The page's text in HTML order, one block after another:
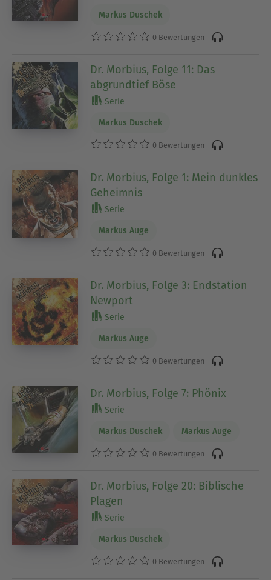
Markus Duschek
0 Bewertungen
Dr. Morbius, Folge 11: Das
abgrundtief Böse
Serie
Markus Duschek
0 Bewertungen
Dr. Morbius, Folge 1: Mein dunkles
Geheimnis
Serie
Markus Auge
0 Bewertungen
Dr. Morbius, Folge 3: Endstation
Newport
Serie
Markus Auge
0 Bewertungen
Dr. Morbius, Folge 7: Phönix
Serie
Markus Duschek Markus Auge
0 Bewertungen
Dr. Morbius, Folge 20: Biblische
Plagen
Serie
Markus Duschek
0 Bewertungen